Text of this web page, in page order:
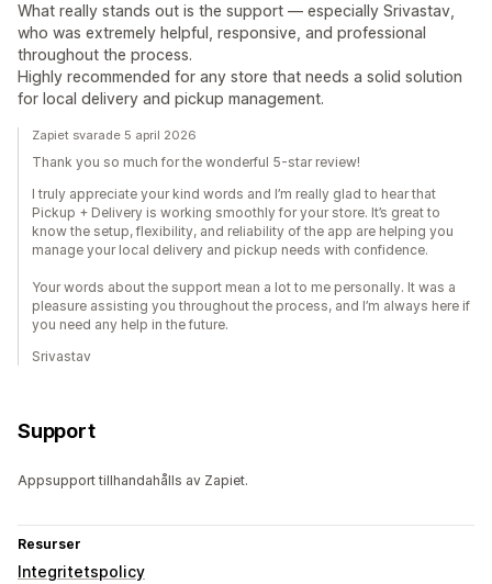
What really stands out is the support — especially Srivastav,
who was extremely helpful, responsive, and professional
throughout the process.
Highly recommended for any store that needs a solid solution
for local delivery and pickup management.
Zapiet svarade 5 april 2026
Thank you so much for the wonderful 5-star review!
I truly appreciate your kind words and I’m really glad to hear that
Pickup + Delivery is working smoothly for your store. It’s great to
know the setup, flexibility, and reliability of the app are helping you
manage your local delivery and pickup needs with confidence.
Your words about the support mean a lot to me personally. It was a
pleasure assisting you throughout the process, and I’m always here if
you need any help in the future.
Srivastav
Support
Appsupport tillhandahålls av Zapiet.
Resurser
Integritetspolicy